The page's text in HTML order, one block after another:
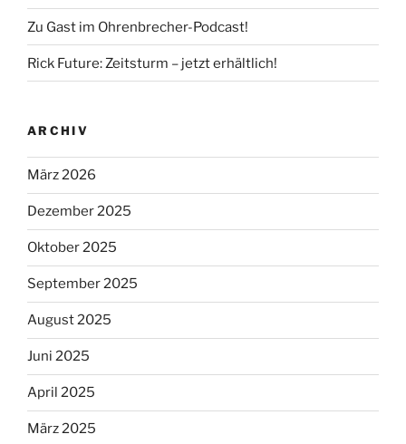
Zu Gast im Ohrenbrecher-Podcast!
Rick Future: Zeitsturm – jetzt erhältlich!
ARCHIV
März 2026
Dezember 2025
Oktober 2025
September 2025
August 2025
Juni 2025
April 2025
März 2025